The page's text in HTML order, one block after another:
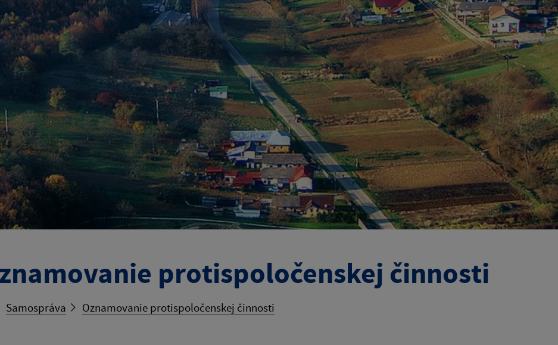
protispoločenskej činnosti
Samospráva Oznamovanie protispoločenskej činnosti